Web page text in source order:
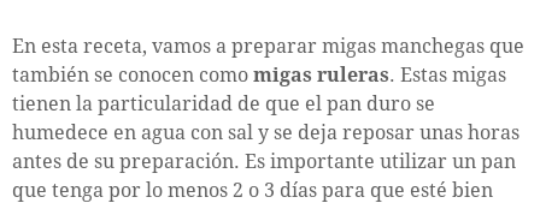
En esta receta, vamos a preparar migas manchegas que
también se conocen como migas ruleras. Estas migas
tienen la particularidad de que el pan duro se
humedece en agua con sal y se deja reposar unas horas
antes de su preparación. Es importante utilizar un pan
que tenga por lo menos 2 o 3 días para que esté bien